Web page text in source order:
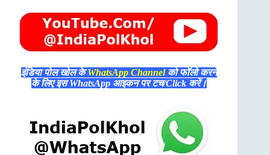
इंडिया पोल खोल केWhatsApp Channelको फॉलो करने
के लिए इस WhatsApp आइकन पर टच/Click करें।